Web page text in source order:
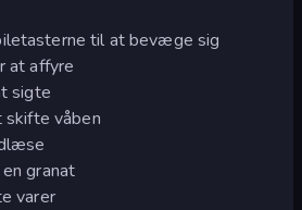
til at bevæge sig
at affyre
sigte
skifte våben
granat
varer